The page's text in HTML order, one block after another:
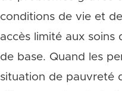
conditions de vie et
accès limité aux soins
de base. Quand les
situation de pauvreté